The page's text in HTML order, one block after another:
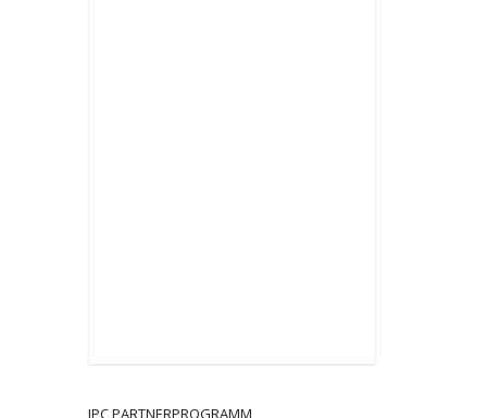
JPC PARTNERPROGRAMM